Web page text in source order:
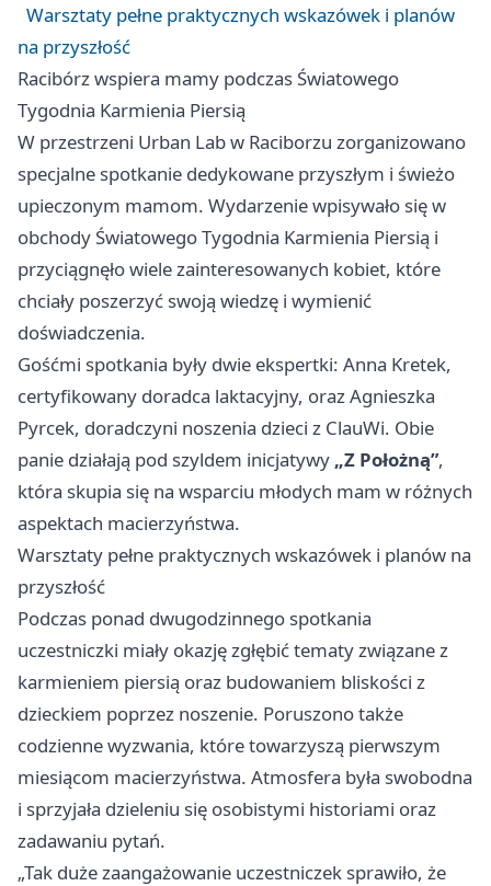
Warsztaty pełne praktycznych wskazówek i planów
na przyszłość
Racibórz wspiera mamy podczas Światowego
Tygodnia Karmienia Piersią
W przestrzeni Urban Lab w Raciborzu zorganizowano
specjalne spotkanie dedykowane przyszłym i świeżo
upieczonym mamom. Wydarzenie wpisywało się w
obchody Światowego Tygodnia Karmienia Piersią i
przyciągnęło wiele zainteresowanych kobiet, które
chciały poszerzyć swoją wiedzę i wymienić
doświadczenia.
Gośćmi spotkania były dwie ekspertki: Anna Kretek,
certyfikowany doradca laktacyjny, oraz Agnieszka
Pyrcek, doradczyni noszenia dzieci z ClauWi. Obie
panie działają pod szyldem inicjatywy „Z Położną”,
która skupia się na wsparciu młodych mam w różnych
aspektach macierzyństwa.
Warsztaty pełne praktycznych wskazówek i planów na
przyszłość
Podczas ponad dwugodzinnego spotkania
uczestniczki miały okazję zgłębić tematy związane z
karmieniem piersią oraz budowaniem bliskości z
dzieckiem poprzez noszenie. Poruszono także
codzienne wyzwania, które towarzyszą pierwszym
miesiącom macierzyństwa. Atmosfera była swobodna
i sprzyjała dzieleniu się osobistymi historiami oraz
zadawaniu pytań.
„Tak duże zaangażowanie uczestniczek sprawiło, że